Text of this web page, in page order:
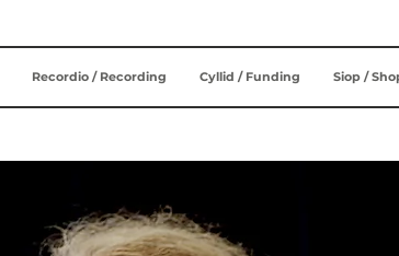
Recordio / Recording Cyllid / Funding Siop /